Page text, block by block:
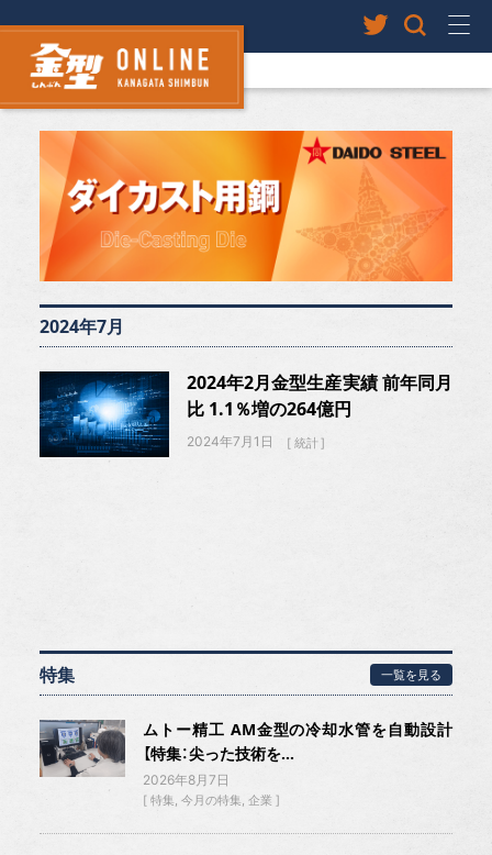
2024年7月
2024年2月金型生産実績 前年同月
比 1.1％増の264億円
2024年7月1日 統計
特集 一覧を見る
ムトー精工 AM金型の冷却水管を自動設計
【特集：尖った技術を...
2026年8月7日
特集 今月の特集 企業